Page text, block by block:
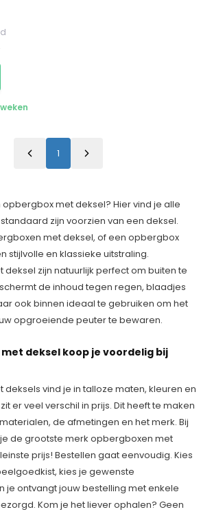
1
met deksel? Hier vind je alle
zijn voorzien van een deksel.
met deksel, of een opbergbox
stijlvolle en klassieke uitstraling.
zijn natuurlijk perfect om buiten te
de inhoud tegen regen, blaadjes
ook binnen ideaal te gebruiken om het
opgroeiende peuter te bewaren.
deksel koop je voordelig bij
vind je in talloze maten, kleuren en
er veel verschil in prijs. Dit heeft te maken
de afmetingen en het merk. Bij
de grootste merk opbergboxen met
prijs! Bestellen gaat eenvoudig. Kies
kies je gewenste
je ontvangt jouw bestelling met enkele
Kom je het liever ophalen? Geen